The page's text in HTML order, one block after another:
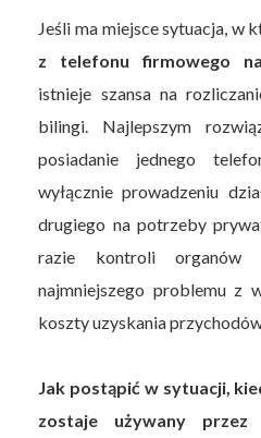
Jeśli ma miejsce sytuacja, w
z telefonu firmowego
istnieje szansa na
bilingi. Najlepszym
posiadanie jednego
wyłącznie prowadzeniu
drugiego na potrzeby
razie kontroli organów
najmniejszego problemu z
koszty uzyskania
Jak postąpić w sytuacji,
zostaje używany